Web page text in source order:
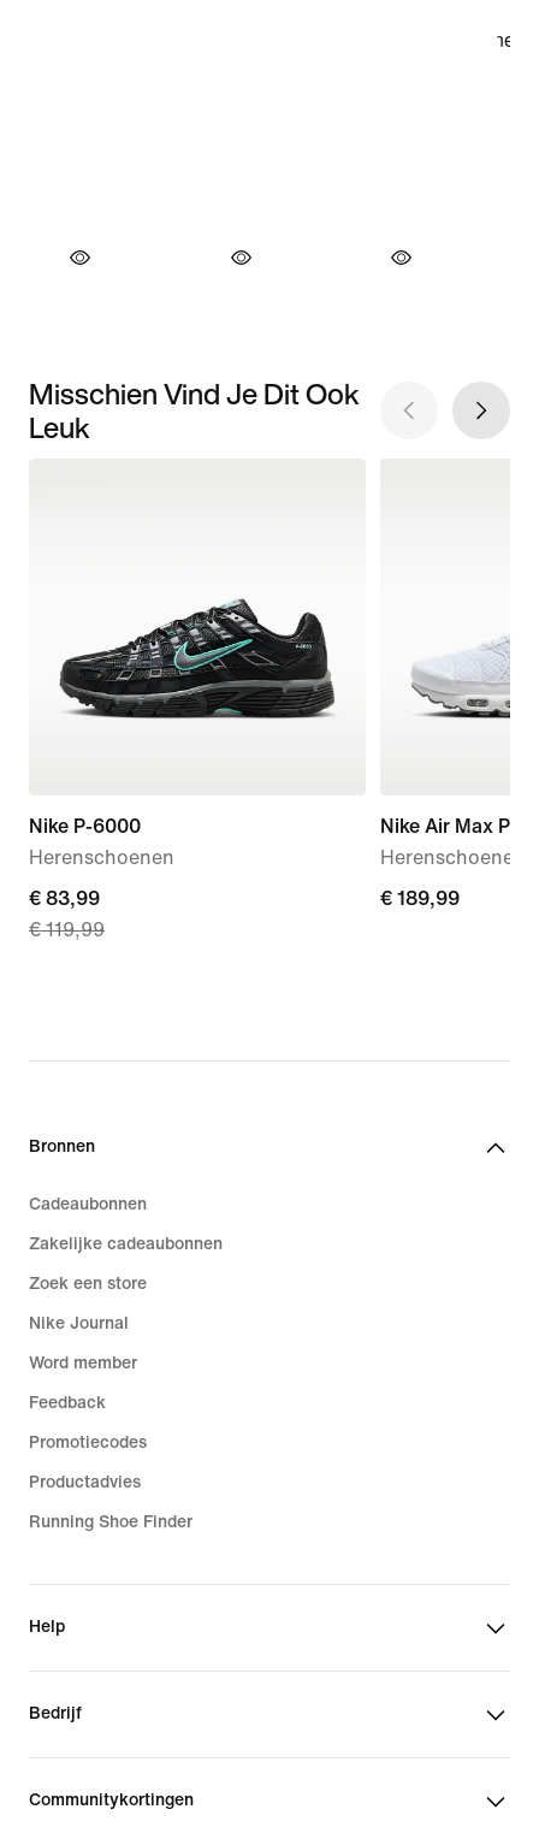
Misschien Vind Je Dit Ook
Leuk
Nike P-6000
Herenschoenen
current
price
€ 119,99
€ 83,99
€ 119,99
Nike Air Max Plus
Herenschoenen
€ 189,99
€ 189,99
Bronnen
Cadeaubonnen
Zakelijke cadeaubonnen
Zoek een store
Nike Journal
Word member
Feedback
Promotiecodes
Productadvies
Running Shoe Finder
Help
Bedrijf
Communitykortingen